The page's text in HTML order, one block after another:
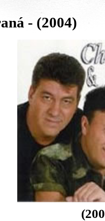
- (2004)